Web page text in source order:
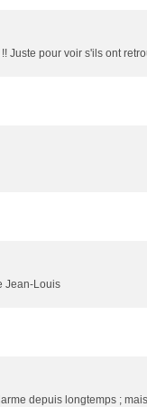
Juste pour voir s'ils ont
Jean-Louis
depuis longtemps ;